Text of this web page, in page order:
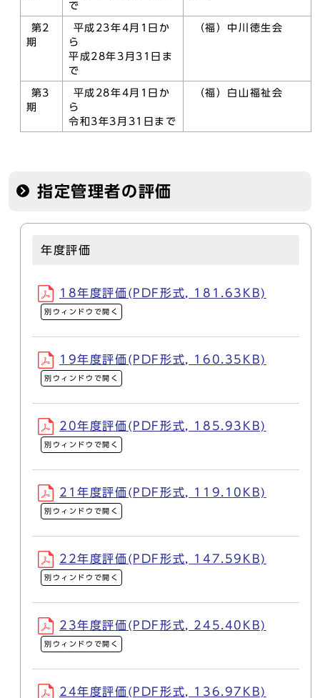
で
第2
期
平成23年4月1日か
ら
平成28年3月31日ま
で
（福）中川徳生会
第3
期
平成28年4月1日か
ら
令和3年3月31日まで
（福）白山福祉会
指定管理者の評価
年度評価
18年度評価(PDF形式, 181.63KB)
別ウィンドウで開く
19年度評価(PDF形式, 160.35KB)
別ウィンドウで開く
20年度評価(PDF形式, 185.93KB)
別ウィンドウで開く
21年度評価(PDF形式, 119.10KB)
別ウィンドウで開く
22年度評価(PDF形式, 147.59KB)
別ウィンドウで開く
23年度評価(PDF形式, 245.40KB)
別ウィンドウで開く
24年度評価(PDF形式, 136.97KB)